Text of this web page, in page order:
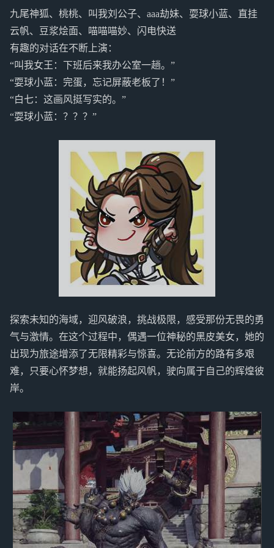
九尾神狐、桃桃、叫我刘公子、aaa劫妹、耍球小蓝、直挂
云帆、豆浆烩面、喵喵喵妙、闪电快送
有趣的对话在不断上演：
“叫我女王：下班后来我办公室一趟。”
“耍球小蓝：完蛋，忘记屏蔽老板了！”
“白七：这画风挺写实的。”
“耍球小蓝：？？？”
探索未知的海域，迎风破浪，挑战极限，感受那份无畏的勇
气与激情。在这个过程中，偶遇一位神秘的黑皮美女，她的
出现为旅途增添了无限精彩与惊喜。无论前方的路有多艰
难，只要心怀梦想，就能扬起风帆，驶向属于自己的辉煌彼
岸。